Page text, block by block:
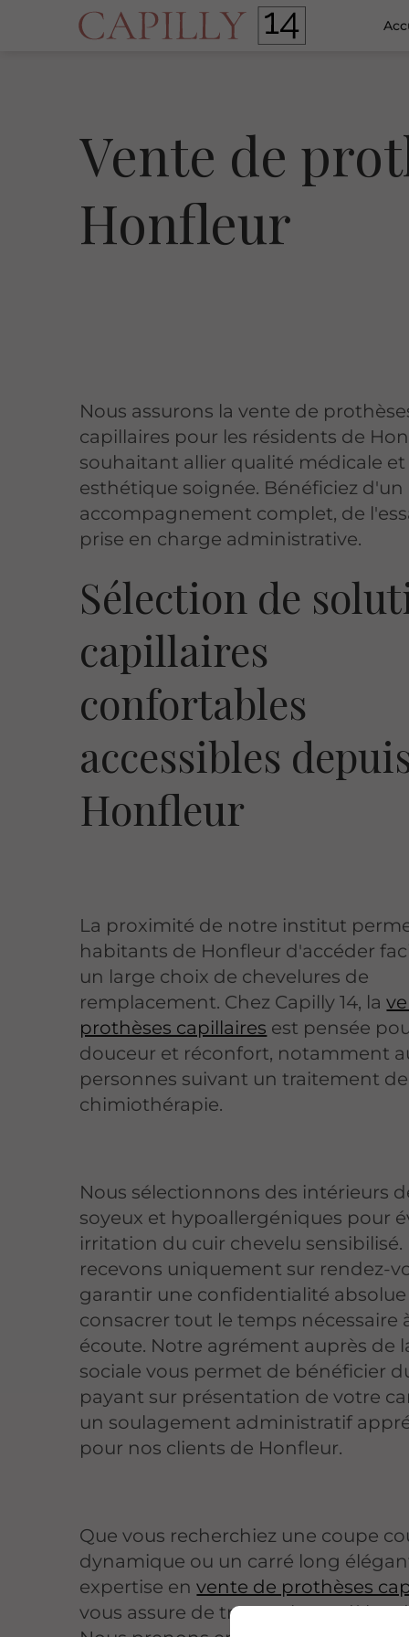
Vente de
Honfleur
Nous assurons la vente de
capillaires pour les résidents de
souhaitant allier qualité médicale et
esthétique soignée. Bénéficiez d'un
accompagnement complet, de
prise en charge administrative.
Sélection de
capillaires
confortables
accessibles
Honfleur
La proximité de notre institut
habitants de Honfleur d'accéder
un large choix de chevelures de
remplacement. Chez Capilly 14, la
prothèses capillaires est pensée
douceur et réconfort, notamment
personnes suivant un traitement de
chimiothérapie.
Nous sélectionnons des intérieurs
soyeux et hypoallergéniques pour
irritation du cuir chevelu sensibilisé.
recevons uniquement sur rendez-
garantir une confidentialité absolue
consacrer tout le temps nécessaire
écoute. Notre agrément auprès de
sociale vous permet de bénéficier
payant sur présentation de votre
un soulagement administratif
pour nos clients de Honfleur.
Que vous recherchiez une coupe
dynamique ou un carré long
expertise envente de prothèses
vous assure de trouver le modèle